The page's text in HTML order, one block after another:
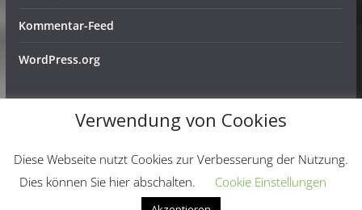
Kommentar-Feed
WordPress.org
Copyright © 2026Schachfreunde Ochtendung e. V.. Alle
Rechte vorbehalten.
ColorMagvon ThemeGrill. Präsentiert von
Verwendung von Cookies
Diese Webseite nutzt Cookies zur Verbesserung der Nutzung.
Dies können Sie hier abschalten.
Cookie Einstellungen